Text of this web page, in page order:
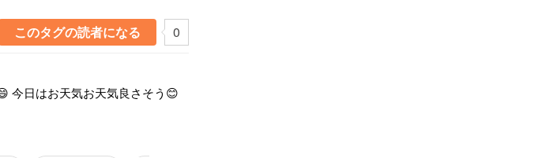
このタグの読者になる 0
今日はお天気お天気良さそう😊